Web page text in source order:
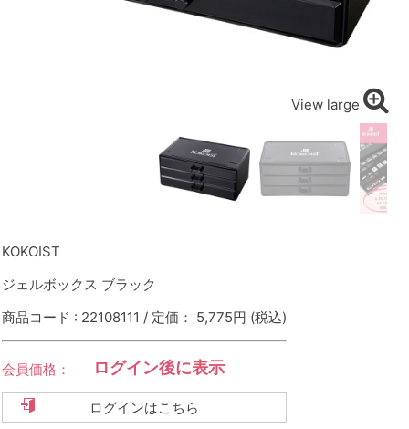
View large
KOKOIST
ジェルボックス ブラック
商品コード : 22108111 / 定価： 5,775円 (税込)
会員価格： ログイン後に表示
ログインはこちら